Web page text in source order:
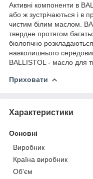
Активні компоненти в
або ж зустрічаються і в
чистим білим маслом.
твердне протягом
біологічно
навколишнього
BALLISTOL - масло для
Приховати
Характеристики
Основні
Виробник
Країна виробник
Об'єм